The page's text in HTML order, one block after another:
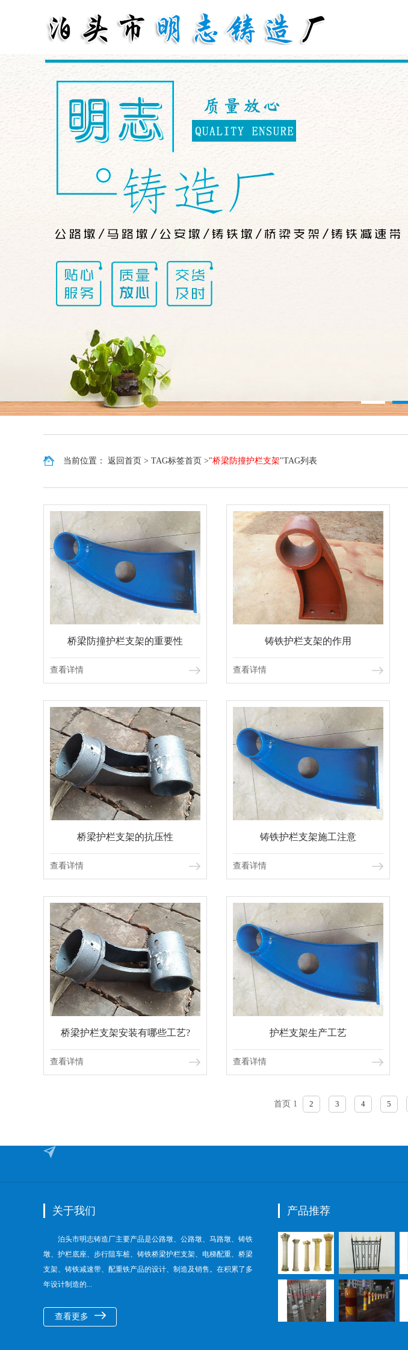
当前位置： 返回首页 > TAG标签首页 >"桥梁防撞护栏支架"TAG列表
桥梁防撞护栏支架的重要性
查看详情
铸铁护栏支架的作用
查看详情
桥梁护栏支架的抗压性
查看详情
铸铁护栏支架施工注意
查看详情
桥梁护栏支架安装有哪些工艺?
查看详情
护栏支架生产工艺
查看详情
首页 1 2 3 4 5
关于我们
泊头市明志铸造厂主要产品是公路墩、公路墩、马路墩、铸铁
墩、护栏底座、步行阻车桩、铸铁桥梁护栏支架、电梯配重、桥梁
支架、铸铁减速带、配重铁产品的设计、制造及销售。在积累了多
年设计制造的...
查看更多
产品推荐